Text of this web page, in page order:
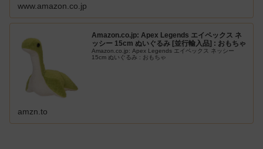
www.amazon.co.jp
Amazon.co.jp: Apex Legends エイペックス ネ
ッシー 15cm ぬいぐるみ [並行輸入品] : おもちゃ
Amazon.co.jp: Apex Legends エイペックス ネッシー
15cm ぬいぐるみ : おもちゃ
amzn.to